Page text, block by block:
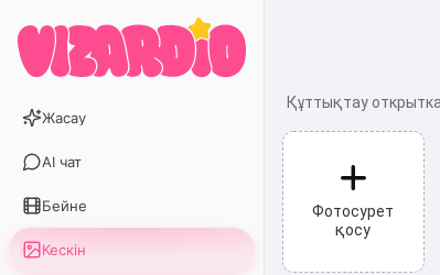
Жасау
AI чат
Бейне
Кескін
Құттықтау
Фотосурет
қосу